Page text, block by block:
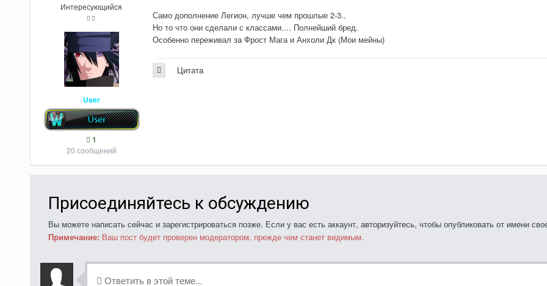
Интересующийся
User
1
20 сообщений
Само дополнение Легион, лучше чем прошлые 2-3..
Но то что они сделали с классами.... Полнейший бред.
Особенно переживал за Фрост Мага и Анхоли Дк (Мои мейны)
Цитата
Присоединяйтесь к обсуждению
Вы можете написать сейчас и зарегистрироваться позже. Если у вас есть аккаунт, авторизуйтесь, чтобы опубликовать от имени
Примечание: Ваш пост будет проверен модератором, прежде чем станет видимым.
Ответить в этой теме...